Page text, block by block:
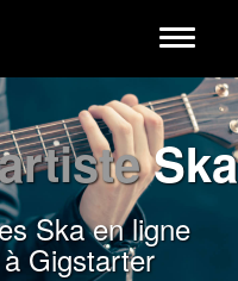
Toggle
Ska
Ska en ligne
Gigstarter